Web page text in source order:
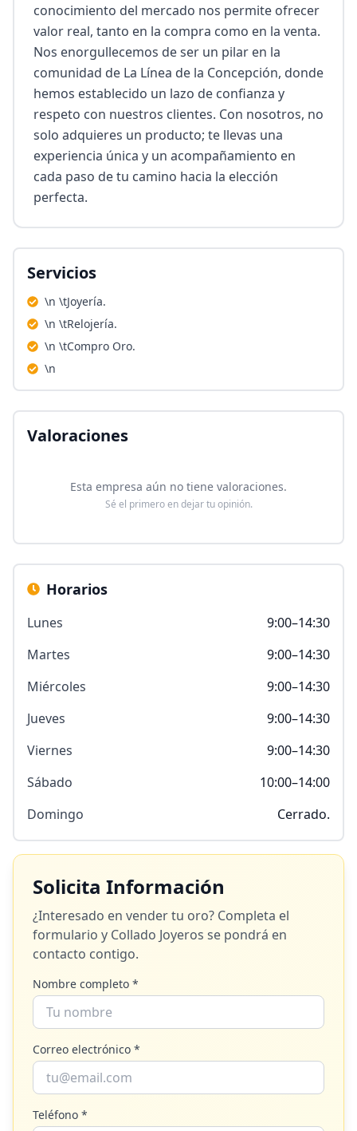
conocimiento del mercado nos permite ofrecer
valor real, tanto en la compra como en la venta.
Nos enorgullecemos de ser un pilar en la
comunidad de La Línea de la Concepción, donde
hemos establecido un lazo de confianza y
respeto con nuestros clientes. Con nosotros, no
solo adquieres un producto; te llevas una
experiencia única y un acompañamiento en
cada paso de tu camino hacia la elección
perfecta.
Servicios
\n \tJoyería.
\n \tRelojería.
\n \tCompro Oro.
\n
Valoraciones
Esta empresa aún no tiene valoraciones.
Sé el primero en dejar tu opinión.
Horarios
Lunes
9:00–14:30
Martes
9:00–14:30
Miércoles
9:00–14:30
Jueves
9:00–14:30
Viernes
9:00–14:30
Sábado
10:00–14:00
Domingo
Cerrado.
Solicita Información
¿Interesado en vender tu oro? Completa el
formulario y Collado Joyeros se pondrá en
contacto contigo.
Nombre completo *
Correo electrónico *
Teléfono *